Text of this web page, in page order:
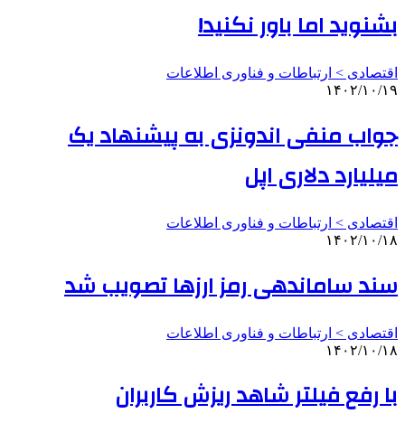
بشنوید اما باور نکنید!
اقتصادی > ارتباطات و فناوری اطلاعات
۱۴۰۲/۱۰/۱۹
جواب منفی اندونزی به پیشنهاد یک
میلیارد دلاری اپل
اقتصادی > ارتباطات و فناوری اطلاعات
۱۴۰۲/۱۰/۱۸
سند ساماندهی رمز ارزها تصویب شد
اقتصادی > ارتباطات و فناوری اطلاعات
۱۴۰۲/۱۰/۱۸
با رفع فیلتر شاهد ریزش کاربران